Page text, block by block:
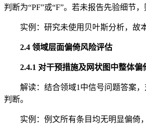
判断为“PF”或“F”。若未报告先验细节，
实例：研究未使用贝叶斯分析，故
2.4 领域层面偏倚风险评估
2.4.1 对干预措施及网状图中整体偏
解读：结合领域1中信号问题答案
判断。
实例：例文所有条目均无明显偏倚